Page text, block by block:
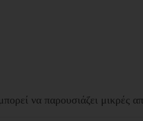
να παρουσιάζει μικρές